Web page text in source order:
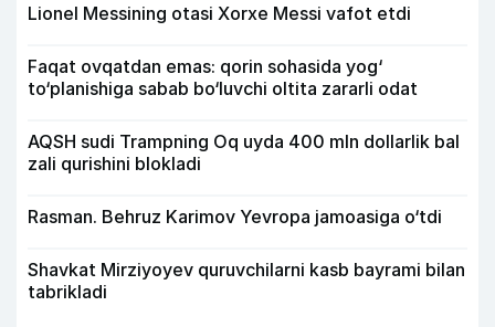
Lionel Messining otasi Xorxe Messi vafot etdi
Faqat ovqatdan emas: qorin sohasida yog‘
to‘planishiga sabab bo‘luvchi oltita zararli odat
AQSH sudi Trampning Oq uyda 400 mln dollarlik bal
zali qurishini blokladi
Rasman. Behruz Karimov Yevropa jamoasiga o‘tdi
Shavkat Mirziyoyev quruvchilarni kasb bayrami bilan
tabrikladi